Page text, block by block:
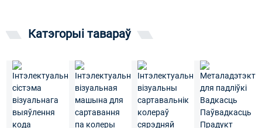
Катэгорыі тавараў